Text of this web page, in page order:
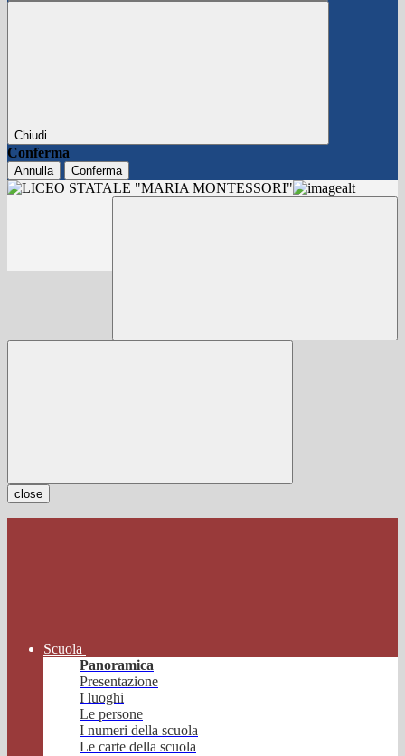
Chiudi
Conferma
Annulla Conferma
close
Scuola
Panoramica
Presentazione
I luoghi
Le persone
I numeri della scuola
Le carte della scuola